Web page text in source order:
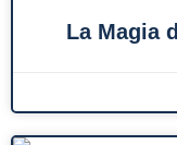
La Magia